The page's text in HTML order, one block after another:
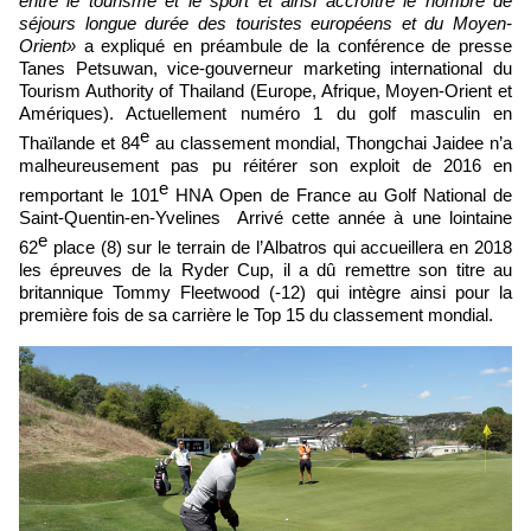
séjours longue durée des touristes européens et du Moyen-
Orient» a expliqué en préambule de la conférence de presse
Tanes Petsuwan, vice-gouverneur marketing international du
Tourism Authority of Thailand (Europe, Afrique, Moyen-Orient et
Amériques). Actuellement numéro 1 du golf masculin en
Thaïlande et 84eau classement mondial, Thongchai Jaidee n’a
malheureusement pas pu réitérer son exploit de 2016 en
remportant le 101e HNA Open de France au Golf National de
Saint-Quentin-en-Yvelines Arrivé cette année à une lointaine
62e place (8) sur le terrain de l’Albatros qui accueillera en 2018
les épreuves de la Ryder Cup, il a dû remettre son titre au
britannique Tommy Fleetwood (-12) qui intègre ainsi pour la
première fois de sa carrière le Top 15 du classement mondial.